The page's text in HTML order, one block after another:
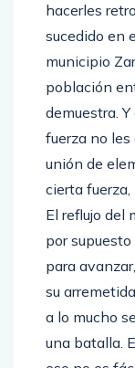
hacerles
sucedido en
municipio
población
demuestra.
fuerza no
unión de
cierta
El reflujo del
por
para
su
a lo mucho
una batalla.